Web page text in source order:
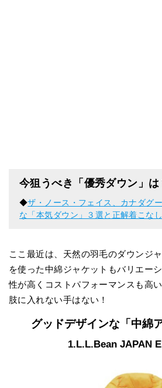
今狙うべき「優秀ダウン」は
◆ザ・ノース・フェイス、カナダグ
な「本気ダウン」３選と正解着こな
ここ最近は、天然の羽毛のダウンジ
を使った中綿ジャケットもバリエー
性が高くコストパフォーマンスも高
肢に入れない手はない！
グッドデザインな「中綿
1.L.L.Bean JAPAN